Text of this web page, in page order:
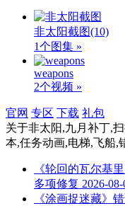
非太阳截图(10)
1个图集 »
weapons
2个视频 »
官网 专区 下载 礼包
关于非太阳,九月补丁,
本,任务动画,电梯,飞船,
《轮回的瓦尔基
多项修复 2026-08-
《涂画捉迷藏》